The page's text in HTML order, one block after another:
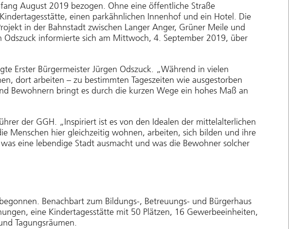
August 2019 bezogen. Ohne eine öffentliche Straße
einen parkähnlichen Innenhof und ein Hotel. Die
in der Bahnstadt zwischen Langer Anger, Grüner Meile und
Odszuck informierte sich am Mittwoch, 4. September 2019, über
Erster Bürgermeister Jürgen Odszuck. „Während in vielen
dort arbeiten – zu bestimmten Tageszeiten wie ausgestorben
Bewohnern bringt es durch die kurzen Wege ein hohes Maß an
der GGH. „Inspiriert ist es von den Idealen der mittelalterlichen
Menschen hier gleichzeitig wohnen, arbeiten, sich bilden und ihre
eine lebendige Stadt ausmacht und was die Bewohner solcher
Benachbart zum Bildungs-, Betreuungs- und Bürgerhaus
eine Kindertagesstätte mit 50 Plätzen, 16 Gewerbeeinheiten,
Tagungsräumen.